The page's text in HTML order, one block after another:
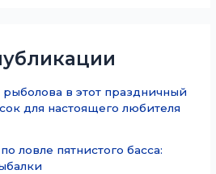
в этот праздничный
для настоящего любителя
ловле пятнистого басса: